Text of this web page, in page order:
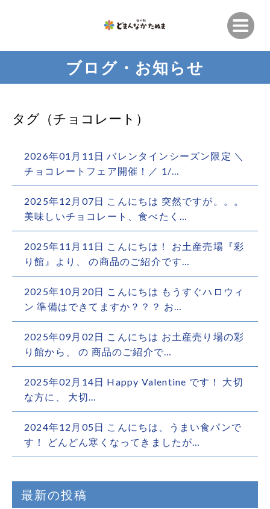
ブログ・お知らせ
タグ（チョコレート）
2026年01月11日 バレンタインシーズン限定 ＼
チョコレートフェア開催！／ 1/…
2025年12月07日 こんにちは 突然ですが。。。
美味しいチョコレート、食べたく…
2025年11月11日 こんにちは！ お土産売場『彩
り館』より、 の商品のご紹介です…
2025年10月20日 こんにちは もうすぐハロウィ
ン 準備はできてますか？？？ お…
2025年09月02日 こんにちは️ お土産売り場の彩
り館から、 の 商品のご紹介で…
2025年02月14日 Happy Valentine です！ 大切
な方に、 大切…
2024年12月05日 こんにちは、うまい食パンで
す！ どんどん寒くなってきましたが…
最新の投稿